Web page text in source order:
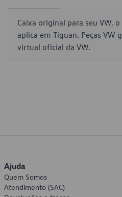
Caixa original para seu VW,
aplica em Tiguan. Peças VW
virtual oficial da VW.
Ajuda
Quem Somos
Atendimento (SAC)